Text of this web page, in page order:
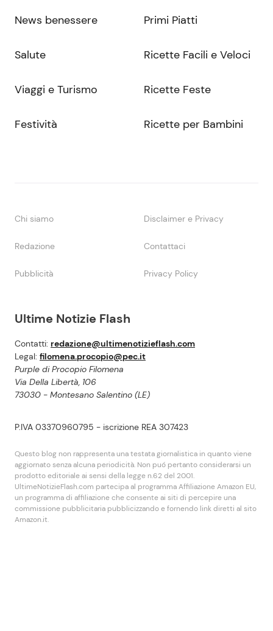
Ultime Notizie Flash
Contatti: redazione@ultimenotizieflash.com
Legal: filomena.procopio@pec.it
Purple di Procopio Filomena
Via Della Libertà, 106
73030 - Montesano Salentino (LE)
P.IVA 03370960795 - iscrizione REA 307423
Questo blog non rappresenta una testata giornalistica in quanto viene
aggiornato senza alcuna periodicità. Non puó pertanto considerarsi un
prodotto editoriale ai sensi della legge n.62 del 2001.
UltimeNotizieFlash.com partecipa al programma Affiliazione Amazon EU,
un programma di affiliazione che consente ai siti di percepire una
commissione pubblicitaria pubblicizzando e fornendo link diretti al sito
Amazon.it.
News benessere
Salute
Viaggi e Turismo
Festività
Primi Piatti
Ricette Facili e Veloci
Ricette Feste
Ricette per Bambini
Chi siamo Disclaimer e Privacy
Redazione Contattaci
Pubblicità Privacy Policy